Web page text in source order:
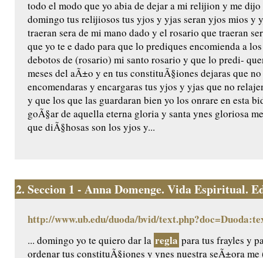
todo el modo que yo abia de dejar a mi relijion y me
domingo tus relijiosos tus yjos y yjas seran yjos mios y
traeran sera de mi mano dado y el rosario que traeran
que yo te e dado para que lo prediques encomienda a
debotos de (rosario) mi santo rosario y que lo predi-
meses del aÃ±o y en tus constituÃ§iones dejaras que
encomendaras y encargaras tus yjos y yjas que no
y que los que las guardaran bien yo los onrare en esta
goÃ§ar de aquella eterna gloria y santa ynes gloriosa
que diÃ§hosas son los yjos y...
2. Seccion 1 - Anna Domenge. Vida Espiritual.
http://www.ub.edu/duoda/bvid/
... domingo yo te quiero dar la regla para tus frayles y
ordenar tus constituÃ§iones y ynes nuestra seÃ±ora